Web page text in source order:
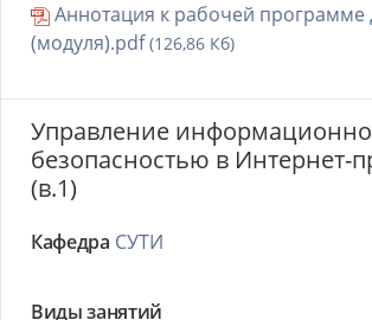
Аннотация к рабочей
(модуля).pdf(126,86 Кб)
Управление
безопасностью в Интернет-
(в.1)
Кафедра СУТИ
Виды занятий